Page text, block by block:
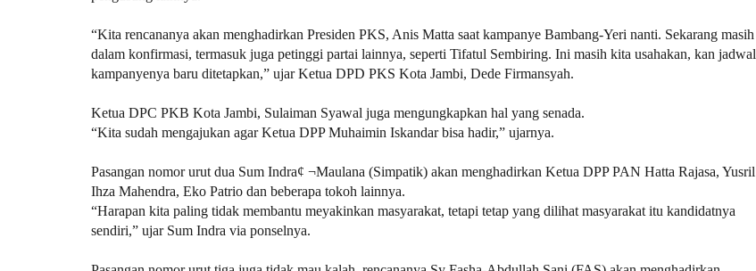
“Kita rencananya akan menghadirkan Presiden PKS, Anis Matta saat kampanye Bambang-Yeri nanti. Sekarang masih
dalam konfirmasi, termasuk juga petinggi partai lainnya, seperti Tifatul Sembiring. Ini masih kita usahakan, kan jadwal
kampanyenya baru ditetapkan,” ujar Ketua DPD PKS Kota Jambi, Dede Firmansyah.
Ketua DPC PKB Kota Jambi, Sulaiman Syawal juga mengungkapkan hal yang senada.
“Kita sudah mengajukan agar Ketua DPP Muhaimin Iskandar bisa hadir,” ujarnya.
Pasangan nomor urut dua Sum Indra¢ ¬Maulana (Simpatik) akan menghadirkan Ketua DPP PAN Hatta Rajasa, Yusril
Ihza Mahendra, Eko Patrio dan beberapa tokoh lainnya.
“Harapan kita paling tidak membantu meyakinkan masyarakat, tetapi tetap yang dilihat masyarakat itu kandidatnya
sendiri,” ujar Sum Indra via ponselnya.